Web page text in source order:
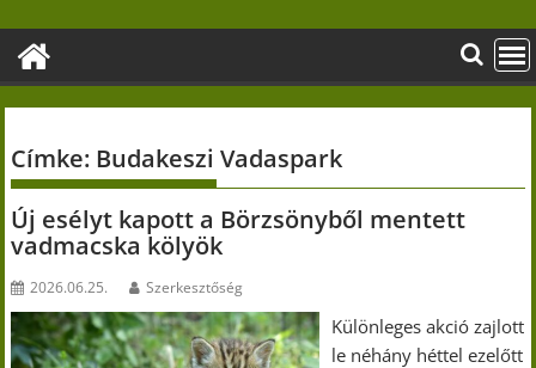
content
Címke: Budakeszi Vadaspark
Új esélyt kapott a Börzsönyből mentett
vadmacska kölyök
2026.06.25. Szerkesztőség
Különleges akció zajlott
le néhány héttel ezelőtt